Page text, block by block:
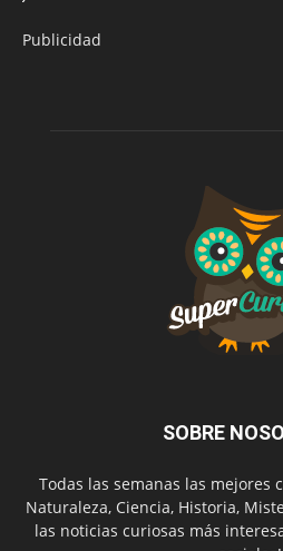
Publicidad
SOBRE
Todas las semanas las mejores
Naturaleza, Ciencia, Historia,
las noticias curiosas más